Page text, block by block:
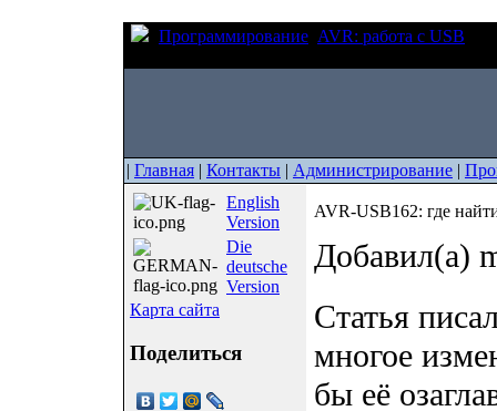
Программирование AVR: работа с USB
| Главная | Контакты | Администрирование |
English
Version
Die
deutsche
Version
Карта сайта
Поделиться
AVR-USB162: где
Добавил(а)
Статья
многое
бы её